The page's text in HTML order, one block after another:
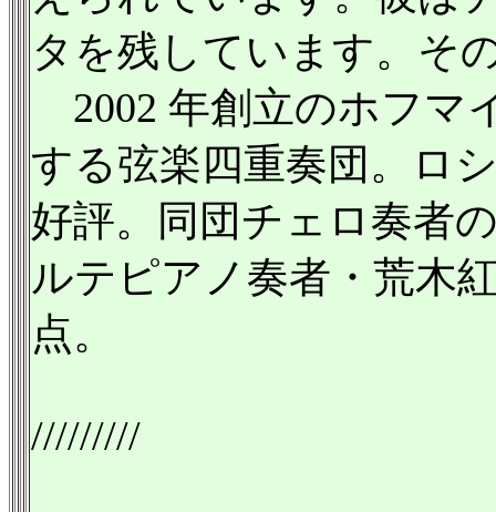
タを残しています。そ
2002 年創立のホフマ
する弦楽四重奏団。ロ
好評。同団チェロ奏者
ルテピアノ奏者・荒木
点。
/////////